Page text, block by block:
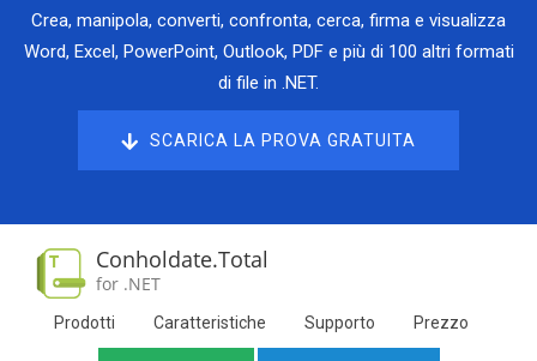
Crea, manipola, converti, confronta, cerca, firma e visualizza
Word, Excel, PowerPoint, Outlook, PDF e più di 100 altri formati
di file in .NET.
SCARICA LA PROVA GRATUITA
Conholdate.Total
for .NET
Prodotti Caratteristiche Supporto Prezzo